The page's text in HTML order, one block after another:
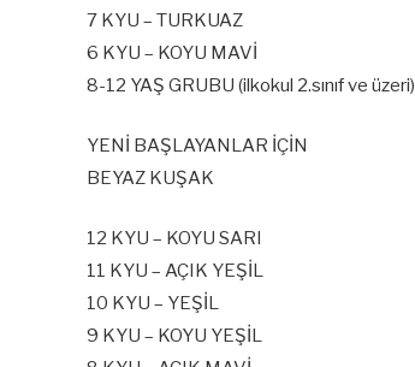
7 KYU – TURKUAZ
6 KYU – KOYU MAVİ
8-12 YAŞ GRUBU (ilkokul 2.sınıf ve üzeri)
YENİ BAŞLAYANLAR İÇİN
BEYAZ KUŞAK
12 KYU – KOYU SARI
11 KYU – AÇIK YEŞİL
10 KYU – YEŞİL
9 KYU – KOYU YEŞİL